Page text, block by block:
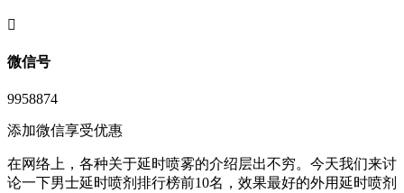
󦘖
微信号
9958874
添加微信享受优惠
在网络上，各种关于延时喷雾的介绍层出不穷。今天我们来讨
论一下男士延时喷剂排行榜前10名，效果最好的外用延时喷剂